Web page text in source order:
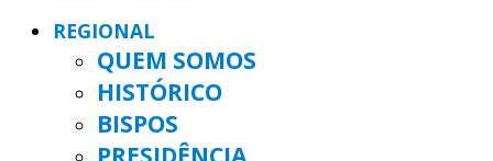
REGIONAL
QUEM SOMOS
HISTÓRICO
BISPOS